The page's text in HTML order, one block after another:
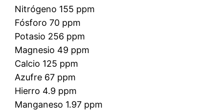
Nitrógeno 155 ppm
Fósforo 70 ppm
Potasio 256 ppm
Magnesio 49 ppm
Calcio 125 ppm
Azufre 67 ppm
Hierro 4.9 ppm
Manganeso 1.97 ppm